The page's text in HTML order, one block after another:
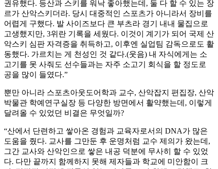
권유했다. 등산과 스키를 워낙 좋아했는데, 둘 다 할 수 있는 장
르가 산악스키더라. 당시 대중적인 스포츠가 아니라서 장비를
어렵게 구했다. 발 사이즈보다 큰 부츠라 경기 내내 물집으로
고생했지만, 3위란 기록을 세웠다. 이것이 계기가 되어 국제 산
악스키 심판 자격증을 취득하고, 이후엔 실업팀 감독으로도 활
동했다. 가르치는 게 천성인 것 같다.(웃음) 내 자식에게는 소
고기를 못 사줘도 선수들과는 자주 소고기 회식을 할 정도로
공을 많이 들였다.”
뿐만 아니라 스포츠아웃도어학과 교수, 산악잡지 편집장, 산악
박물관 학예연구실장 등 다양한 방면에서 활약했는데, 이렇게
달려올 수 있었던 비결은 무엇일까?
“산에서 단련하고 쌓아온 경험과 교육자로서의 DNA가 많은
도움을 줬다. 교사를 그만둔 후 운명처럼 교수 제의가 왔는데,
그간 교사와 산악인으로 쌓은 내공 덕분에 무사히 할 수 있었
다. 다만 끝까지 함께하지 못해 제자들과 학교에 미안함이 크